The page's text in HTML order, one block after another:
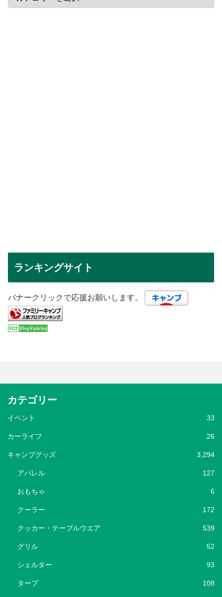
ランキングサイト
バナークリックで応援お願いします。
カテゴリー
イベント 33
カーライフ 26
キャンプグッズ 3,294
アパレル 127
おもちゃ 6
クーラー 172
クッカー・テーブルウエア 539
グリル 52
シェルター 93
タープ 108